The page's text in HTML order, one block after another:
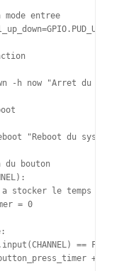
entree
bouton